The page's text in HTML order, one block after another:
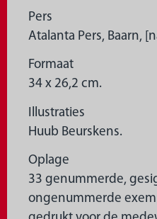
Pers
Atalanta Pers, Baarn,
Formaat
34 x 26,2 cm.
Illustraties
Huub Beurskens.
Oplage
33 genummerde,
ongenummerde